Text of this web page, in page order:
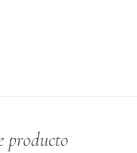
producto